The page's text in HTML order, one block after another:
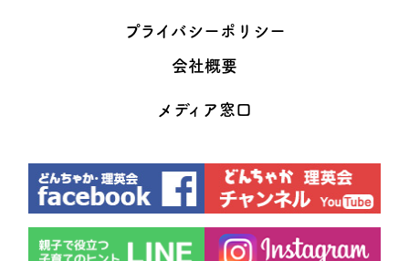
プライバシーポリシー
会社概要
メディア窓口